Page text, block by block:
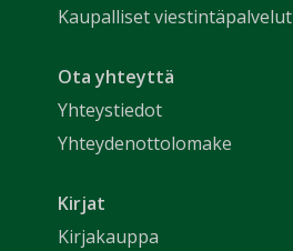
Kaupalliset viestintäpalvelut
Ota yhteyttä
Yhteystiedot
Yhteydenottolomake
Kirjat
Kirjakauppa